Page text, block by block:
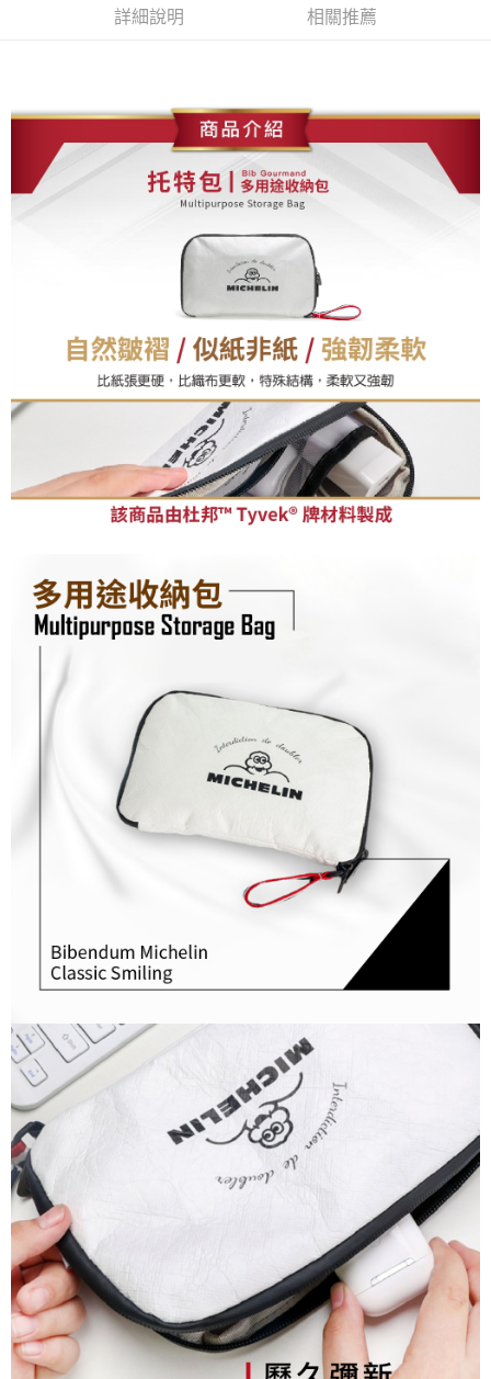
線上付款後7-11取貨
每筆NT$60，滿NT$699(含以上)免運費
離島宅配
每筆NT$200
詳細說明 相關推薦